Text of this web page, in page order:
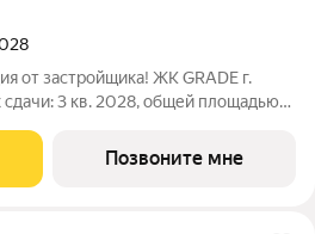
от застройщика! ЖК GRADE г.
сдачи: 3 кв. 2028, общей площадью
представлена в краснодарской
Позвоните мне